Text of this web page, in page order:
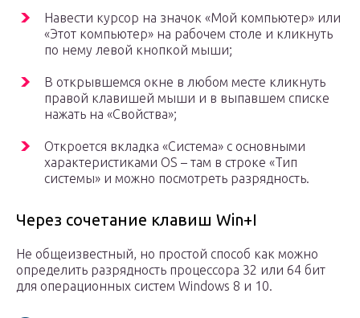
Навести курсор на значок «Мой компьютер» или
«Этот компьютер» на рабочем столе и кликнуть
по нему левой кнопкой мыши;
В открывшемся окне в любом месте кликнуть
правой клавишей мыши и в выпавшем списке
нажать на «Свойства»;
Откроется вкладка «Система» с основными
характеристиками OS – там в строке «Тип
системы» и можно посмотреть разрядность.
Через сочетание клавиш Win+I
Не общеизвестный, но простой способ как можно
определить разрядность процессора 32 или 64 бит
для операционных систем Windows 8 и 10.